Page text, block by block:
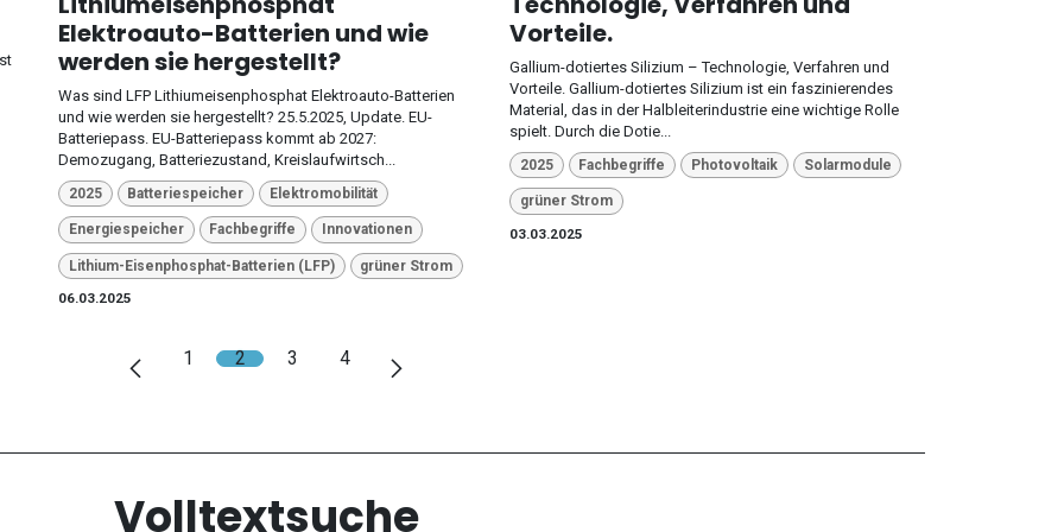
Elektroauto-Batterien und wie
werden sie hergestellt?
Was sind LFP Lithiumeisenphosphat Elektroauto-Batterien
und wie werden sie hergestellt? 25.5.2025, Update. EU-
Batteriepass. EU-Batteriepass kommt ab 2027:
Demozugang, Batteriezustand, Kreislaufwirtsch...
2025 Batteriespeicher Elektromobilität
Energiespeicher Fachbegriffe Innovationen
Lithium-Eisenphosphat-Batterien (LFP)
grüner Strom
06.03.2025
Vorteile.
Gallium-dotiertes Silizium – Technologie, Verfahren und
Vorteile. Gallium-dotiertes Silizium ist ein faszinierendes
Material, das in der Halbleiterindustrie eine wichtige Rolle
spielt. Durch die Dotie...
2025 Fachbegriffe Photovoltaik Solarmodule
grüner Strom
03.03.2025
1 2 3 4
Volltextsuche